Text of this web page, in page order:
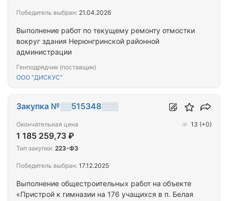
Выполнение работ по текущему ремонту отмостки
вокруг здания Нерюнгринской районной
администрации
Генподрядчик (поставщик)
ООО "ДИСКУС"
Победитель выбран: 21.04.2026
Выполнение общестроительных работ на объекте
«Пристрой к гимназии на 176 учащихся в п. Белая
Закупка №░░515348░░░
Окончательная цена
1 185 259,73 ₽
13 (+0)
Тип закупки: 223-ФЗ
Победитель выбран: 17.12.2025